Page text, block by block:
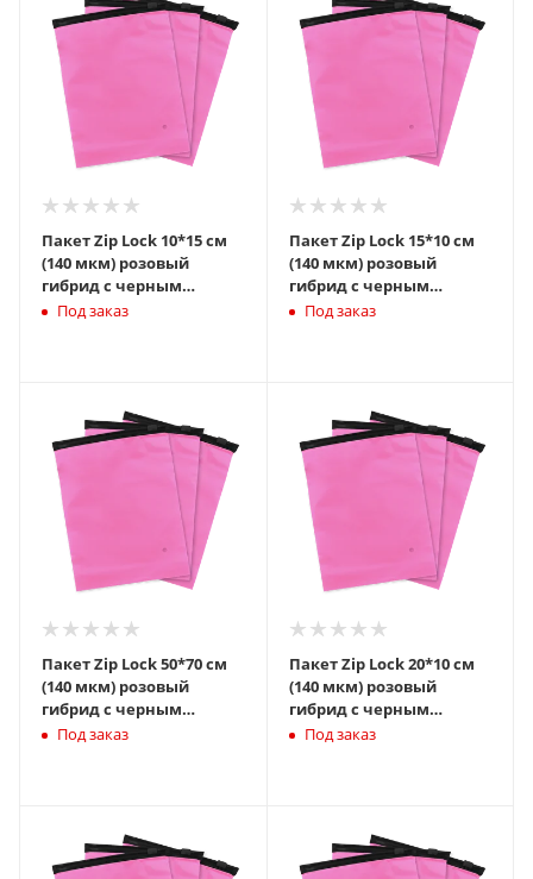
Пакет Zip Lock 10*15 см
(140 мкм) розовый
гибрид с черным
бегунком слайдер
Под заказ
Пакет Zip Lock 15*10 см
(140 мкм) розовый
гибрид с черным
бегунком слайдер
Под заказ
Пакет Zip Lock 50*70 см
(140 мкм) розовый
гибрид с черным
бегунком слайдер
Под заказ
Пакет Zip Lock 20*10 см
(140 мкм) розовый
гибрид с черным
бегунком слайдер
Под заказ